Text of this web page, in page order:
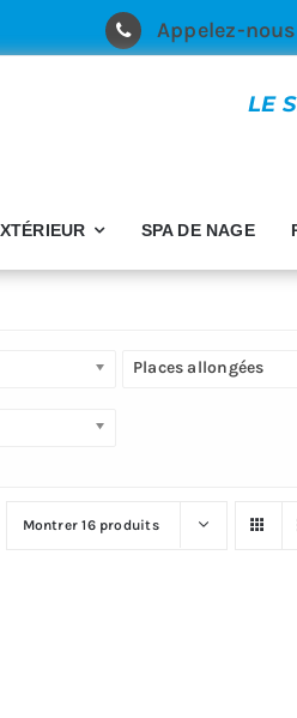
Appelez-
LE
SPA DE NAGE
Places allongées
Montrer16 produits